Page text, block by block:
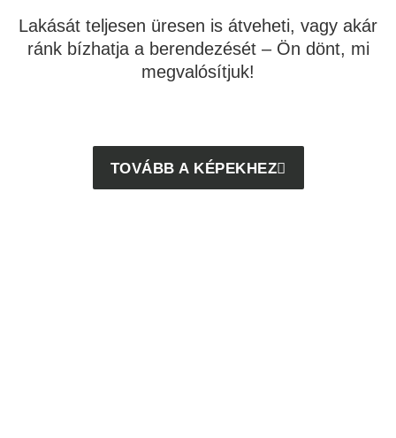
Lakását teljesen üresen is átveheti, vagy akár
ránk bízhatja a berendezését – Ön dönt, mi
megvalósítjuk!
TOVÁBB A KÉPEKHEZ